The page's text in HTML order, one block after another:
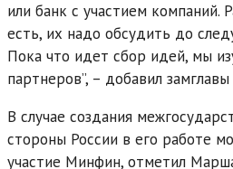
или банк с участием компаний.
есть, их надо обсудить до
Пока что идет сбор идей, мы
партнеров”, – добавил
В случае создания
стороны России в его работе
участие Минфин, отметил